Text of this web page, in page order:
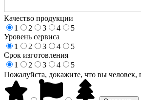
Качество продукции
1
2 3 4
5
Уровень сервиса
1
2 3 4
5
Срок изготовления
1
2 3 4
5
Пожалуйста, докажите, что вы человек,